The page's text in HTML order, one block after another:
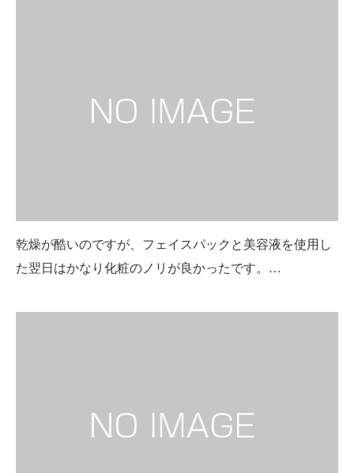
乾燥が酷いのですが、フェイスパックと美容液を使用し
た翌日はかなり化粧のノリが良かったです。…